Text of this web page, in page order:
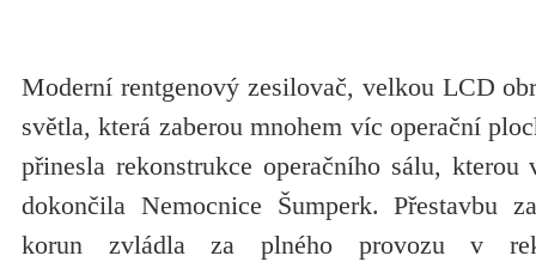
Moderní rentgenový zesilovač, velkou LCD
světla, která zaberou mnohem víc operační
přinesla rekonstrukce operačního sálu, kterou
dokončila Nemocnice Šumperk. Přestavbu
korun zvládla za plného provozu v